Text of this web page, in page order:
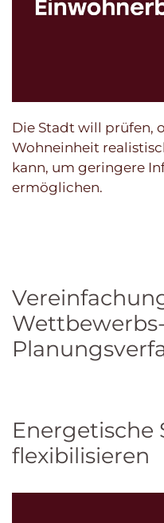
Die Stadt will prüfen,
Wohneinheit
kann, um geringere
ermöglichen.
Energetische
flexibilisieren